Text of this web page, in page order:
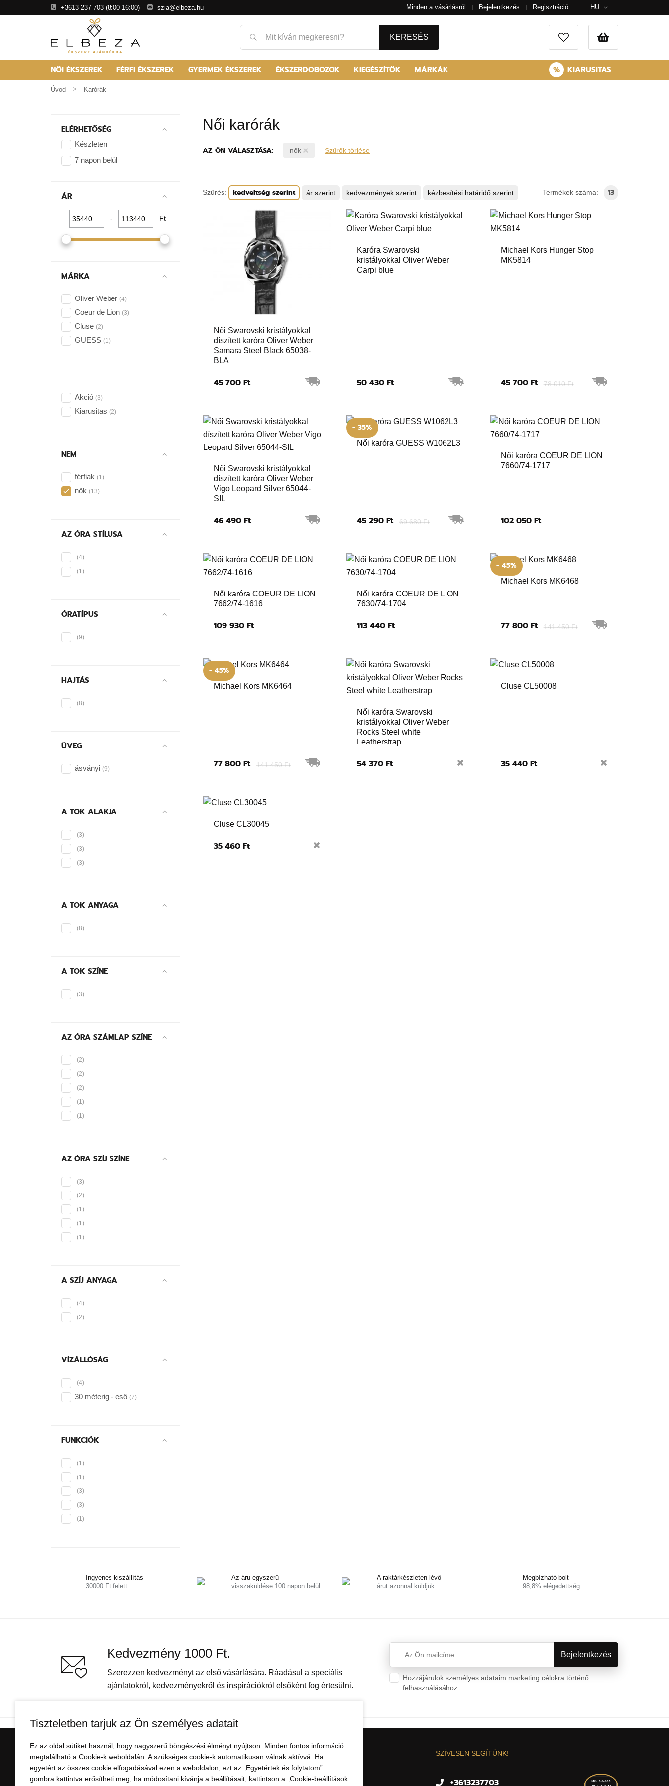
+3613 237 703 (8:00-16:00) szia@elbeza.hu Minden a vásárlásról Bejelentkezés Regisztráció HU
ÉKSZERT AJÁNDÉKBA
KERESÉS
NŐI ÉKSZEREK FÉRFI ÉKSZEREK GYERMEK ÉKSZEREK ÉKSZERDOBOZOK KIEGÉSZÍTŐK MÁRKÁK % KIARUSITAS
Úvod Karórák
ELÉRHETŐSÉG
Készleten
7 napon belül
ÁR
- Ft
MÁRKA
Oliver Weber (4)
Coeur de Lion (3)
Cluse (2)
GUESS (1)
Akció (3)
Kiarusitas (2)
NEM
férfiak (1)
nők (13)
AZ ÓRA STÍLUSA
(4)
(1)
ÓRATÍPUS
(9)
HAJTÁS
(8)
ÜVEG
ásványi (9)
A TOK ALAKJA
(3)
(3)
(3)
A TOK ANYAGA
(8)
A TOK SZÍNE
(3)
AZ ÓRA SZÁMLAP SZÍNE
(2)
(2)
(2)
(1)
(1)
AZ ÓRA SZÍJ SZÍNE
(3)
(2)
(1)
(1)
(1)
A SZÍJ ANYAGA
(4)
(2)
VÍZÁLLÓSÁG
(4)
30 méterig - eső (7)
FUNKCIÓK
(1)
(1)
(3)
(3)
(1)
Női karórák
AZ ÖN VÁLASZTÁSA: nők Szűrők törlése
Szűrés: kedveltség szerint ár szerint kedvezmények szerint kézbesítési határidő szerint Termékek száma: 13
Női Swarovski kristályokkal
díszített karóra Oliver Weber
Samara Steel Black 65038-
BLA
45 700 Ft
Karóra Swarovski
kristályokkal Oliver Weber
Carpi blue
50 430 Ft
Michael Kors Hunger Stop
MK5814
45 700 Ft 78 010 Ft
Női Swarovski kristályokkal
díszített karóra Oliver Weber
Vigo Leopard Silver 65044-
SIL
46 490 Ft
- 35%
Női karóra GUESS W1062L3
45 290 Ft 69 680 Ft
Női karóra COEUR DE LION
7660/74-1717
102 050 Ft
Női karóra COEUR DE LION
7662/74-1616
109 930 Ft
Női karóra COEUR DE LION
7630/74-1704
113 440 Ft
- 45%
Michael Kors MK6468
77 800 Ft 141 450 Ft
- 45%
Michael Kors MK6464
77 800 Ft 141 450 Ft
Női karóra Swarovski
kristályokkal Oliver Weber
Rocks Steel white
Leatherstrap
54 370 Ft
Cluse CL50008
35 440 Ft
Cluse CL30045
35 460 Ft
Ingyenes kiszállítás
30000 Ft felett
Az áru egyszerű
visszaküldése 100 napon belül
A raktárkészleten lévő
árut azonnal küldjük
Megbízható bolt
98,8% elégedettség
Kedvezmény 1000 Ft.
Szerezzen kedvezményt az első vásárlására. Ráadásul a speciális
ajánlatokról, kedvezményekről és inspirációkról elsőként fog értesülni.
Hozzájárulok személyes adataim marketing célokra történő
felhasználásához.
VÁSÁRLÁSI INFORMÁCIÓK
Minden a vásárlásról
AZ ELBEZA.HU-RÓL
Nagykereskedelem
SZÍVESEN SEGÍTÜNK!
+3613237703
Tiszteletben tarjuk az Ön személyes adatait
Ez az oldal sütiket használ, hogy nagyszerű böngészési élményt nyújtson. Minden fontos információ
megtalálható a Cookie-k weboldalán. A szükséges cookie-k automatikusan válnak aktívvá. Ha
egyetért az összes cookie elfogadásával ezen a weboldalon, ezt az „Egyetértek és folytatom”
gombra kattintva erősítheti meg, ha módosítani kívánja a beállításait, kattintson a „Cookie-beállítások